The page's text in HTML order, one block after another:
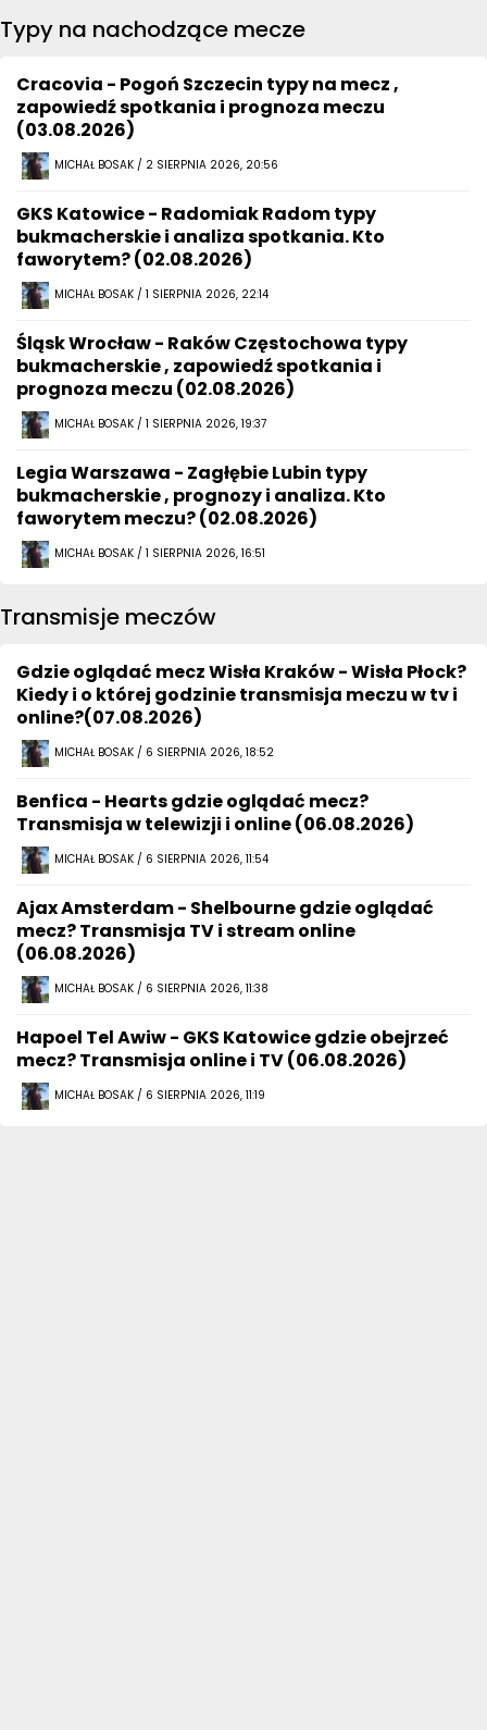
Typy na nachodzące mecze
Cracovia - Pogoń Szczecin typy na mecz ,
zapowiedź spotkania i prognoza meczu
(03.08.2026)
MICHAŁ BOSAK / 2 SIERPNIA 2026, 20:56
GKS Katowice - Radomiak Radom typy
bukmacherskie i analiza spotkania. Kto
faworytem? (02.08.2026)
MICHAŁ BOSAK / 1 SIERPNIA 2026, 22:14
Śląsk Wrocław - Raków Częstochowa typy
bukmacherskie , zapowiedź spotkania i
prognoza meczu (02.08.2026)
MICHAŁ BOSAK / 1 SIERPNIA 2026, 19:37
Legia Warszawa - Zagłębie Lubin typy
bukmacherskie , prognozy i analiza. Kto
faworytem meczu? (02.08.2026)
MICHAŁ BOSAK / 1 SIERPNIA 2026, 16:51
Transmisje meczów
Gdzie oglądać mecz Wisła Kraków - Wisła Płock?
Kiedy i o której godzinie transmisja meczu w tv i
online?(07.08.2026)
MICHAŁ BOSAK / 6 SIERPNIA 2026, 18:52
Benfica - Hearts gdzie oglądać mecz?
Transmisja w telewizji i online (06.08.2026)
MICHAŁ BOSAK / 6 SIERPNIA 2026, 11:54
Ajax Amsterdam - Shelbourne gdzie oglądać
mecz? Transmisja TV i stream online
(06.08.2026)
MICHAŁ BOSAK / 6 SIERPNIA 2026, 11:38
Hapoel Tel Awiw - GKS Katowice gdzie obejrzeć
mecz? Transmisja online i TV (06.08.2026)
MICHAŁ BOSAK / 6 SIERPNIA 2026, 11:19